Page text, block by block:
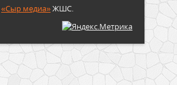
«Сыр медиа»ЖШС.